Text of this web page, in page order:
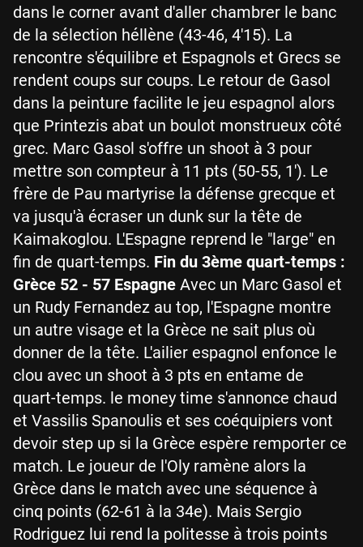
dans le corner avant d'aller chambrer le banc
de la sélection héllène (43-46, 4'15). La
rencontre s'équilibre et Espagnols et Grecs se
rendent coups sur coups. Le retour de Gasol
dans la peinture facilite le jeu espagnol alors
que Printezis abat un boulot monstrueux côté
grec. Marc Gasol s'offre un shoot à 3 pour
mettre son compteur à 11 pts (50-55, 1'). Le
frère de Pau martyrise la défense grecque et
va jusqu'à écraser un dunk sur la tête de
Kaimakoglou. L'Espagne reprend le "large" en
fin de quart-temps. Fin du 3ème quart-temps :
Grèce 52 - 57 Espagne Avec un Marc Gasol et
un Rudy Fernandez au top, l'Espagne montre
un autre visage et la Grèce ne sait plus où
donner de la tête. L'ailier espagnol enfonce le
clou avec un shoot à 3 pts en entame de
quart-temps. le money time s'annonce chaud
et Vassilis Spanoulis et ses coéquipiers vont
devoir step up si la Grèce espère remporter ce
match. Le joueur de l'Oly ramène alors la
Grèce dans le match avec une séquence à
cinq points (62-61 à la 34e). Mais Sergio
Rodriguez lui rend la politesse à trois points